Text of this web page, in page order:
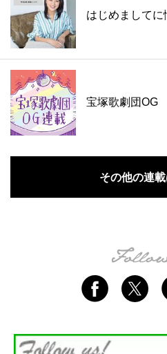
はじめましてに
宝塚歌劇団OG
その他の連